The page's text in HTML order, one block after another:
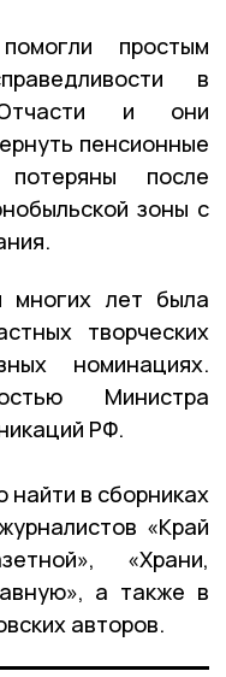
простым
в
Отчасти и они
пенсионные
после
зоны с
многих лет была
творческих
номинациях.
Министра
РФ.
в сборниках
«Край
«Храни,
а также в
авторов.